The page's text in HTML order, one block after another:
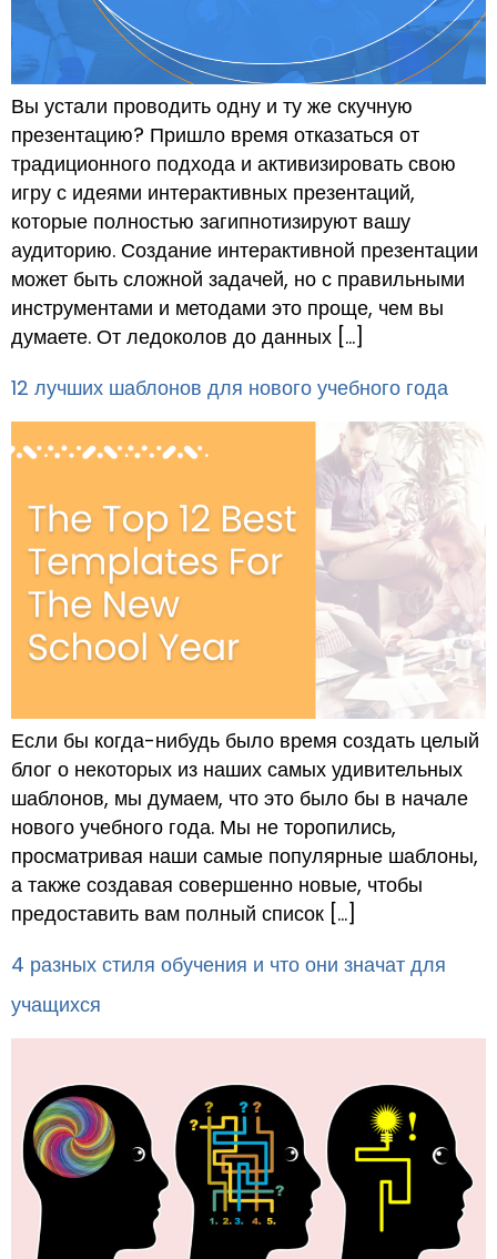
Вы устали проводить одну и ту же скучную
презентацию? Пришло время отказаться от
традиционного подхода и активизировать свою
игру с идеями интерактивных презентаций,
которые полностью загипнотизируют вашу
аудиторию. Создание интерактивной презентации
может быть сложной задачей, но с правильными
инструментами и методами это проще, чем вы
думаете. От ледоколов до данных […]
12 лучших шаблонов для нового учебного года
Если бы когда-нибудь было время создать целый
блог о некоторых из наших самых удивительных
шаблонов, мы думаем, что это было бы в начале
нового учебного года. Мы не торопились,
просматривая наши самые популярные шаблоны,
а также создавая совершенно новые, чтобы
предоставить вам полный список […]
4 разных стиля обучения и что они значат для
учащихся